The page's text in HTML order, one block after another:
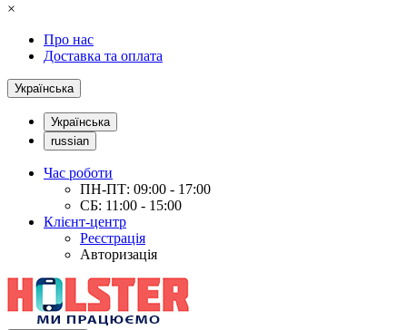
×
Про нас
Доставка та оплата
Українська
Українська
russian
Час роботи
ПН-ПТ: 09:00 - 17:00
СБ: 11:00 - 15:00
Клієнт-центр
Реєстрація
Авторизація